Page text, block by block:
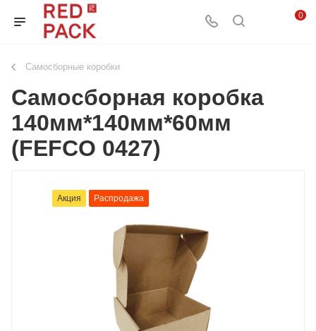
0
Самосборные коробки
Самосборная коробка
140мм*140мм*60мм
(FEFCO 0427)
Акция Распродажа